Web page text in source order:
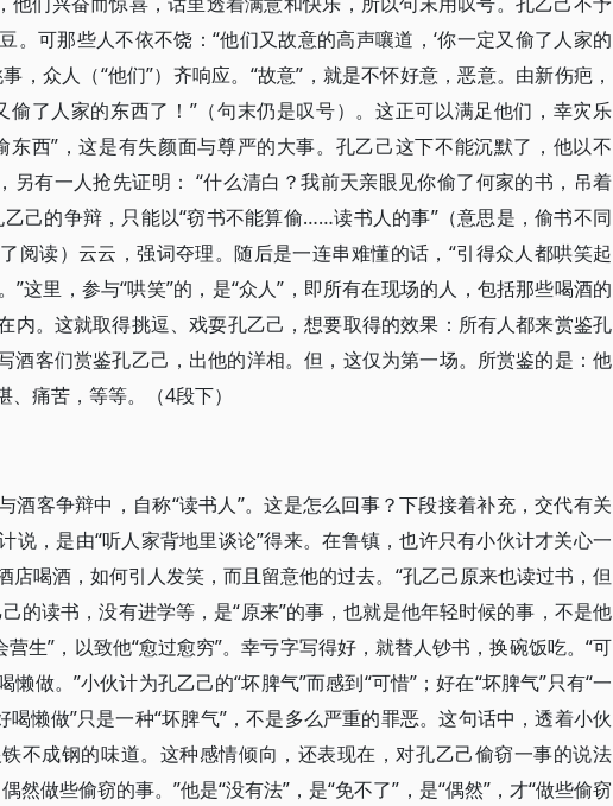
。可那些人不依不饶：“他们又故意的高声嚷道，‘你一定又偷了人家的
，众人（“他们”）齐响应。“故意”，就是不怀好意，恶意。由新伤疤，
偷了人家的东西了！”（句末仍是叹号）。这正可以满足他们，幸灾乐
东西”，这是有失颜面与尊严的大事。孔乙己这下不能沉默了，他以不
另有一人抢先证明： “什么清白？我前天亲眼见你偷了何家的书，吊着
己的争辩，只能以“窃书不能算偷……读书人的事”（意思是，偷书不同
阅读）云云，强词夺理。随后是一连串难懂的话，“引得众人都哄笑起
”这里，参与“哄笑”的，是“众人”，即所有在现场的人，包括那些喝酒的
内。这就取得挑逗、戏耍孔乙己，想要取得的效果：所有人都来赏鉴孔
客们赏鉴孔乙己，出他的洋相。但，这仅为第一场。所赏鉴的是：他
痛苦，等等。（4段下）
酒客争辩中，自称“读书人”。这是怎么回事？下段接着补充，交代有关
说，是由“听人家背地里谈论”得来。在鲁镇，也许只有小伙计才关心一
店喝酒，如何引人发笑，而且留意他的过去。“孔乙己原来也读过书，但
的读书，没有进学等，是“原来”的事，也就是他年轻时候的事，不是他
生”，以致他“愈过愈穷”。幸亏字写得好，就替人钞书，换碗饭吃。“可
做。”小伙计为孔乙己的“坏脾气”而感到“可惜”；好在“坏脾气”只有“一
喝懒做”只是一种“坏脾气”，不是多么严重的罪恶。这句话中，透着小伙
不成钢的味道。这种感情倾向，还表现在，对孔乙己偷窃一事的说法
然做些偷窃的事。”他是“没有法”，是“免不了”，是“偶然”，才“做些偷窃